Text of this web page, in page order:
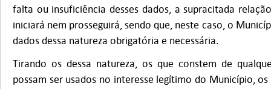
falta ou insuficiência desses dados, a supracitada
iniciará nem prosseguirá, sendo que, neste caso, o
dados dessa natureza obrigatória e necessária.
Tirando os dessa natureza, os que constem de
possam ser usados no interesse legítimo do Município, os